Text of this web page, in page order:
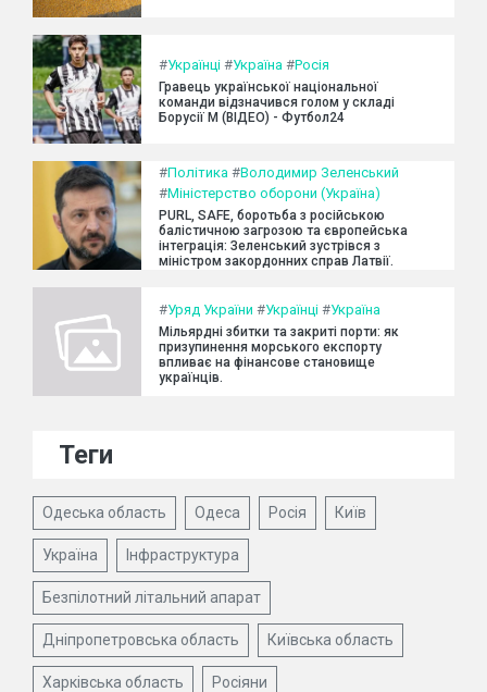
#Українці #Україна #Росія
Гравець української національної
команди відзначився голом у складі
Борусії М (ВІДЕО) - Футбол24
#Політика #Володимир Зеленський
#Міністерство оборони (Україна)
PURL, SAFE, боротьба з російською
балістичною загрозою та європейська
інтеграція: Зеленський зустрівся з
міністром закордонних справ Латвії.
#Уряд України #Українці #Україна
Мільярдні збитки та закриті порти: як
призупинення морського експорту
впливає на фінансове становище
українців.
Теги
Одеська область Одеса Росія Київ
Україна Інфраструктура
Безпілотний літальний апарат
Дніпропетровська область Київська область
Харківська область Росіяни